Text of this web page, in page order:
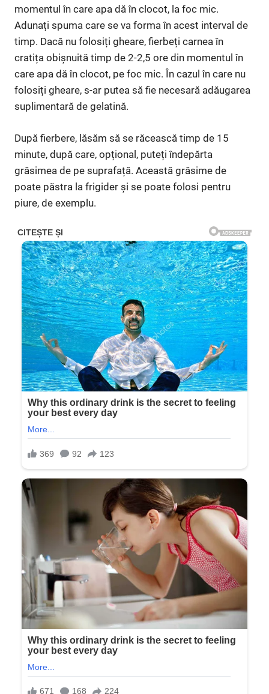
momentul în care apa dă în clocot, la foc mic.
Adunați spuma care se va forma în acest interval de
timp. Dacă nu folosiți gheare, fierbeți carnea în
cratița obișnuită timp de 2-2,5 ore din momentul în
care apa dă în clocot, pe foc mic. În cazul în care nu
folosiți gheare, s-ar putea să fie necesară adăugarea
suplimentară de gelatină.
După fierbere, lăsăm să se răcească timp de 15
minute, după care, opțional, puteți îndepărta
grăsimea de pe suprafață. Această grăsime de
poate păstra la frigider și se poate folosi pentru
piure, de exemplu.